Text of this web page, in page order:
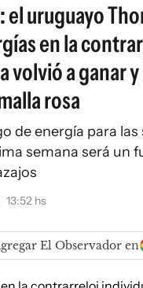
el uruguayo
en la
volvió a ganar
rosa
de energía para
semana será un
13:52 hs
El Observador en